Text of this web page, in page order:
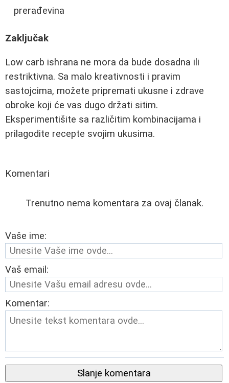
prerađevina
Zaključak
Low carb ishrana ne mora da bude dosadna ili
restriktivna. Sa malo kreativnosti i pravim
sastojcima, možete pripremati ukusne i zdrave
obroke koji će vas dugo držati sitim.
Eksperimentišite sa različitim kombinacijama i
prilagodite recepte svojim ukusima.
Komentari
Trenutno nema komentara za ovaj članak.
Vaše ime:
Vaš email:
Komentar:
Slanje komentara